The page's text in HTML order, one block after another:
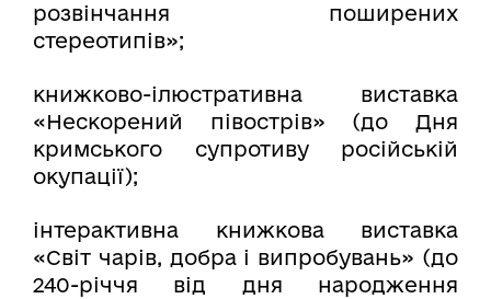
розвінчання поширених
стереотипів»;
книжково-ілюстративна виставка
«Нескорений півострів» (до Дня
кримського супротиву російській
окупації);
інтерактивна книжкова виставка
«Світ чарів, добра і випробувань» (до
240-річчя від дня народження